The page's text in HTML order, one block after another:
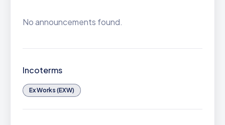
No announcements found.
Incoterms
Ex Works (EXW)